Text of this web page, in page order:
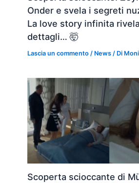
Onder e svela i segreti
La love story infinita
dettagli… 🤯
Lascia un commento / News / Di
Scoperta scioccante di